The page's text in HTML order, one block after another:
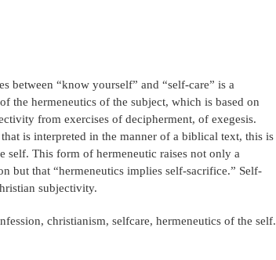
between “know yourself” and “self-care” is a
the hermeneutics of the subject, which is based on
from exercises of decipherment, of exegesis.
is interpreted in the manner of a biblical text, this is
self. This form of hermeneutic raises not only a
but that “hermeneutics implies self-sacrifice.” Self-
subjectivity.
christianism, selfcare, hermeneutics of the self.